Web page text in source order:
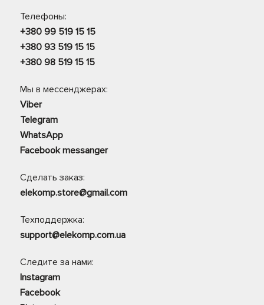
Телефоны:
+380 99 519 15 15
+380 93 519 15 15
+380 98 519 15 15
Мы в мессенджерах:
Viber
Telegram
WhatsApp
Facebook messanger
Сделать заказ:
elekomp.store@gmail.com
Техподдержка:
support@elekomp.com.ua
Следите за нами:
Instagram
Facebook